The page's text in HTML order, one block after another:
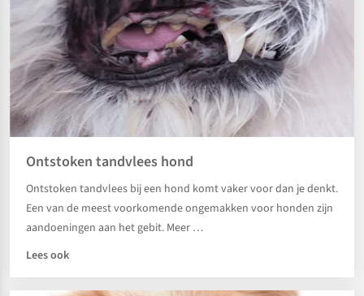
Ontstoken tandvlees hond
Ontstoken tandvlees bij een hond komt vaker voor dan je denkt.
Een van de meest voorkomende ongemakken voor honden zijn
aandoeningen aan het gebit. Meer …
Lees ook